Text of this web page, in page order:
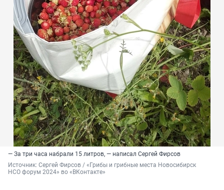
— За три часа набрали 15 литров, — написал Сергей Фирсов
Источник: Сергей Фирсов / «Грибы и грибные места Новосибирск
НСО форум 2024» во «ВКонтакте»